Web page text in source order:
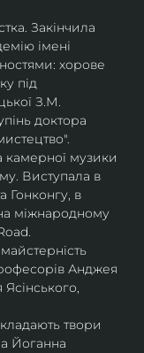
Закінчила
імені
хорове
під
З.М.
доктора
камерної музики
Виступала в
Гонконгу, в
міжнародному
Анджея
твори
Йоганна